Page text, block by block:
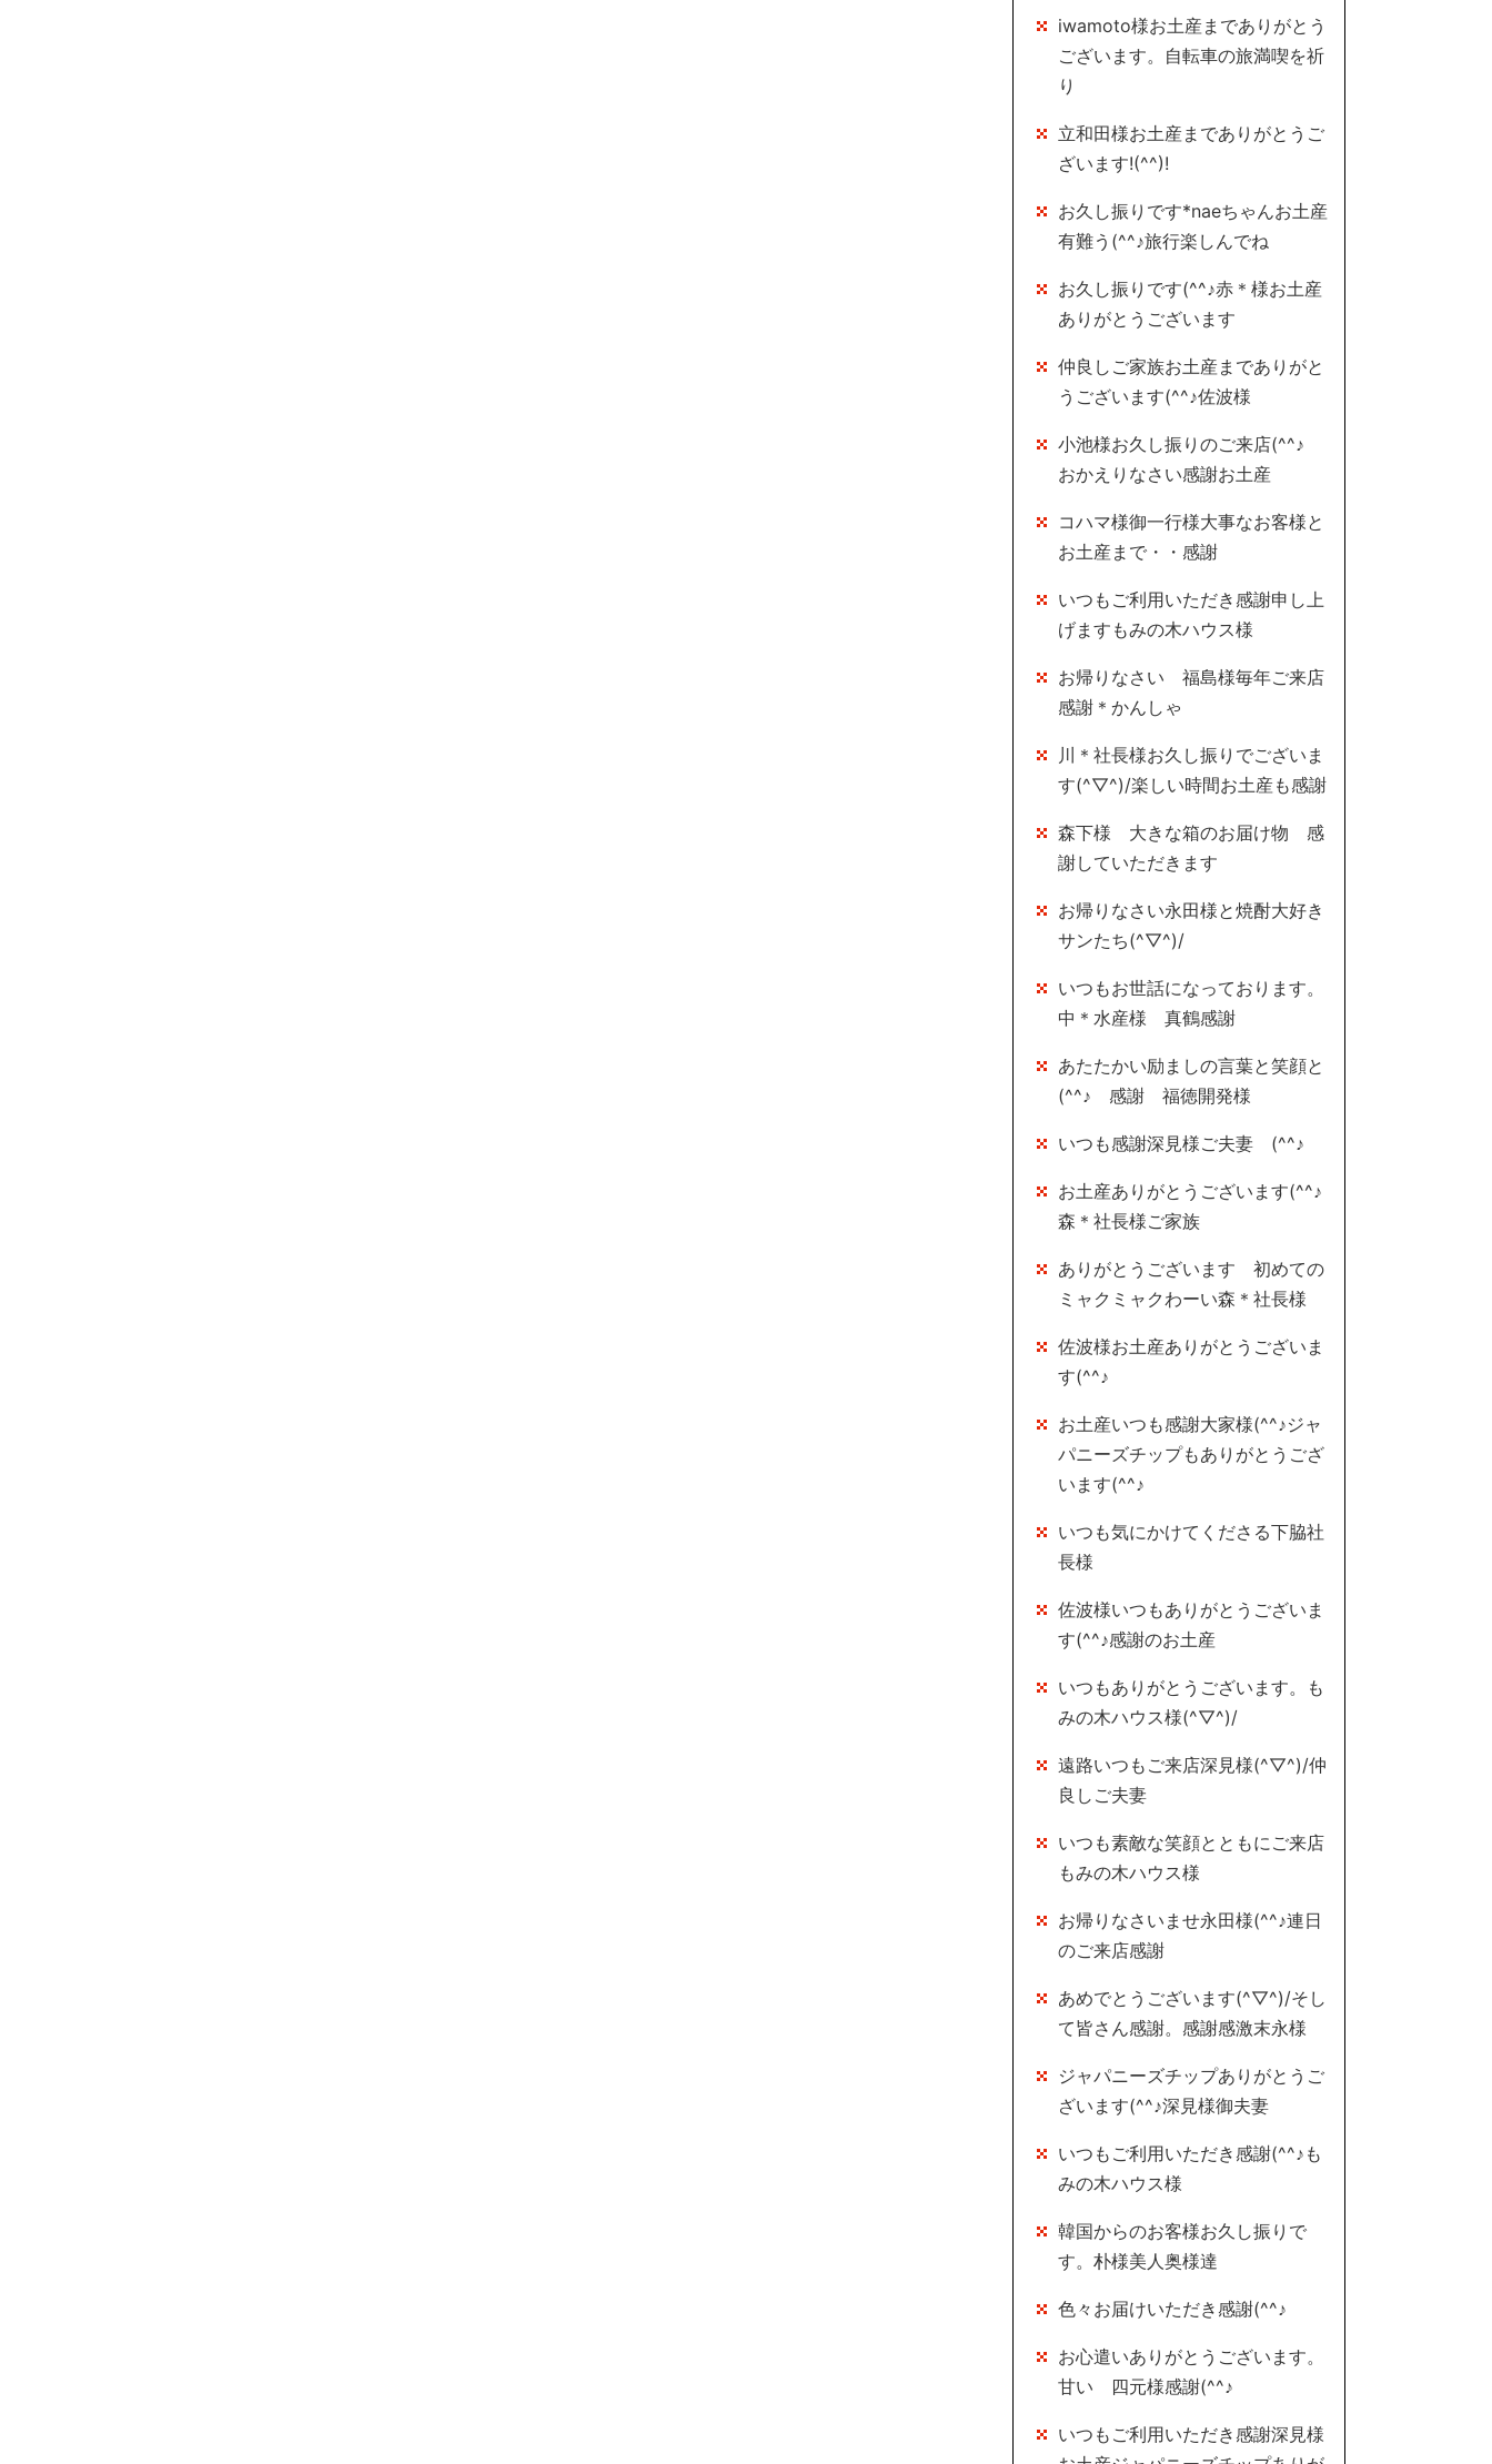
iwamoto様お土産までありがとう
ございます。自転車の旅満喫を祈
り
立和田様お土産までありがとうご
ざいます!(^^)!
お久し振りです*naeちゃんお土産
有難う(^^♪旅行楽しんでね
お久し振りです(^^♪赤＊様お土産
ありがとうございます
仲良しご家族お土産までありがと
うございます(^^♪佐波様
小池様お久し振りのご来店(^^♪
おかえりなさい感謝お土産
コハマ様御一行様大事なお客様と
お土産まで・・感謝
いつもご利用いただき感謝申し上
げますもみの木ハウス様
お帰りなさい 福島様毎年ご来店
感謝＊かんしゃ
川＊社長様お久し振りでございま
す(^▽^)/楽しい時間お土産も感謝
森下様 大きな箱のお届け物 感
謝していただきます
お帰りなさい永田様と焼酎大好き
サンたち(^▽^)/
いつもお世話になっております。
中＊水産様 真鶴感謝
あたたかい励ましの言葉と笑顔と
(^^♪ 感謝 福徳開発様
いつも感謝深見様ご夫妻 (^^♪
お土産ありがとうございます(^^♪
森＊社長様ご家族
ありがとうございます 初めての
ミャクミャクわーい森＊社長様
佐波様お土産ありがとうございま
す(^^♪
お土産いつも感謝大家様(^^♪ジャ
パニーズチップもありがとうござ
います(^^♪
いつも気にかけてくださる下脇社
長様
佐波様いつもありがとうございま
す(^^♪感謝のお土産
いつもありがとうございます。も
みの木ハウス様(^▽^)/
遠路いつもご来店深見様(^▽^)/仲
良しご夫妻
いつも素敵な笑顔とともにご来店
もみの木ハウス様
お帰りなさいませ永田様(^^♪連日
のご来店感謝
あめでとうございます(^▽^)/そし
て皆さん感謝。感謝感激末永様
ジャパニーズチップありがとうご
ざいます(^^♪深見様御夫妻
いつもご利用いただき感謝(^^♪も
みの木ハウス様
韓国からのお客様お久し振りで
す。朴様美人奥様達
色々お届けいただき感謝(^^♪
お心遣いありがとうございます。
甘い 四元様感謝(^^♪
いつもご利用いただき感謝深見様